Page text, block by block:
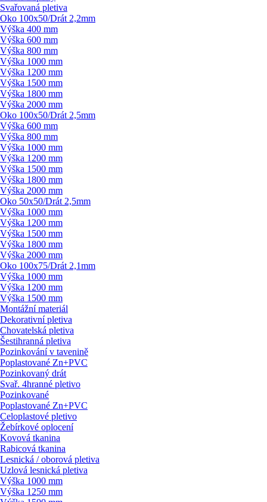
Svařovaná pletiva
Oko 100x50/Drát 2,2mm
Výška 400 mm
Výška 600 mm
Výška 800 mm
Výška 1000 mm
Výška 1200 mm
Výška 1500 mm
Výška 1800 mm
Výška 2000 mm
Oko 100x50/Drát 2,5mm
Výška 600 mm
Výška 800 mm
Výška 1000 mm
Výška 1200 mm
Výška 1500 mm
Výška 1800 mm
Výška 2000 mm
Oko 50x50/Drát 2,5mm
Výška 1000 mm
Výška 1200 mm
Výška 1500 mm
Výška 1800 mm
Výška 2000 mm
Oko 100x75/Drát 2,1mm
Výška 1000 mm
Výška 1200 mm
Výška 1500 mm
Montážní materiál
Dekorativní pletiva
Chovatelská pletiva
Šestihranná pletiva
Pozinkování v tavenině
Poplastované Zn+PVC
Pozinkovaný drát
Svař. 4hranné pletivo
Pozinkované
Poplastované Zn+PVC
Celoplastové pletivo
Žebírkové oplocení
Kovová tkanina
Rabicová tkanina
Lesnická / oborová pletiva
Uzlová lesnická pletiva
Výška 1000 mm
Výška 1250 mm